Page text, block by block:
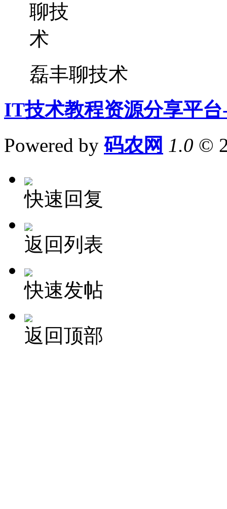
磊丰聊技术
IT技术教程资源分享平
Powered by 码农网 1.0 ©
快速回复
返回列表
快速发帖
返回顶部